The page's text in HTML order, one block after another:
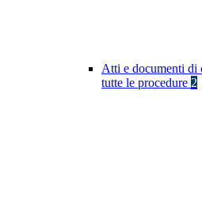
Atti e documenti di
tutte le procedure 2